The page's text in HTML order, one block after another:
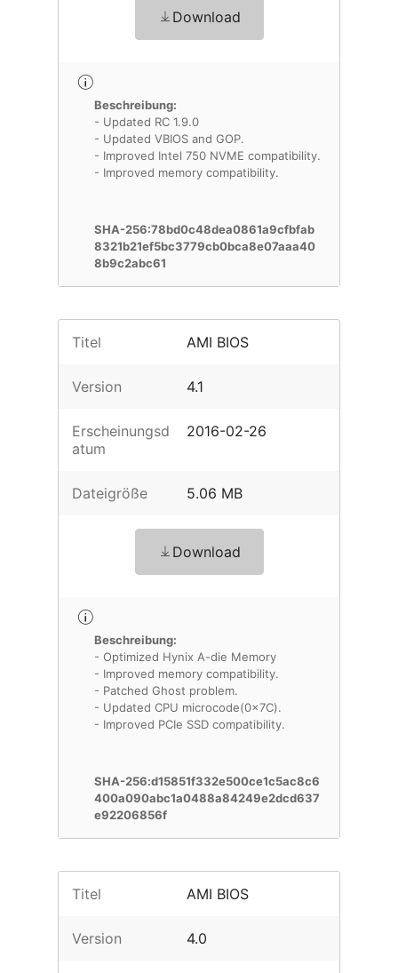
Download
Beschreibung:
- Updated RC 1.9.0
- Updated VBIOS and GOP.
- Improved Intel 750 NVME compatibility.
- Improved memory compatibility.
SHA-256:78bd0c48dea0861a9cfbfab
8321b21ef5bc3779cb0bca8e07aaa40
8b9c2abc61
Titel AMI BIOS
Version 4.1
Erscheinungsd
atum
2016-02-26
Dateigröße 5.06 MB
Download
Beschreibung:
- Optimized Hynix A-die Memory
- Improved memory compatibility.
- Patched Ghost problem.
- Updated CPU microcode(0x7C).
- Improved PCIe SSD compatibility.
SHA-256:d15851f332e500ce1c5ac8c6
400a090abc1a0488a84249e2dcd637
e92206856f
Titel AMI BIOS
Version 4.0